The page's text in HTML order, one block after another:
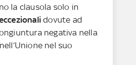
la clausola solo in
dovute ad
negativa nella
nel suo